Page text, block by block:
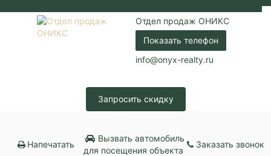
Отдел продаж ОНИКС
Показать телефон
info@onyx-realty.ru
Запросить скидку
Напечатать
Вызвать автомобиль
для посещения объекта
Заказать звонок